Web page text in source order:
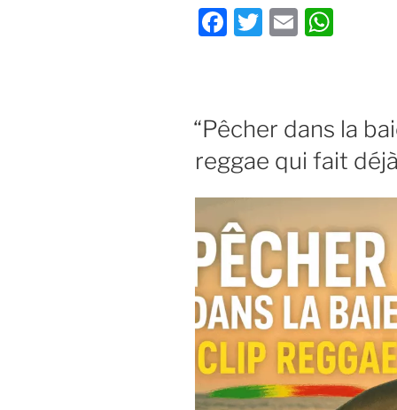
Le
Chasseur
esprits
sauvages
F
b
o
o
k
T
E
A
p
p
PUBLIÉ
LE
“Pêcher dans la
reggae qui fait